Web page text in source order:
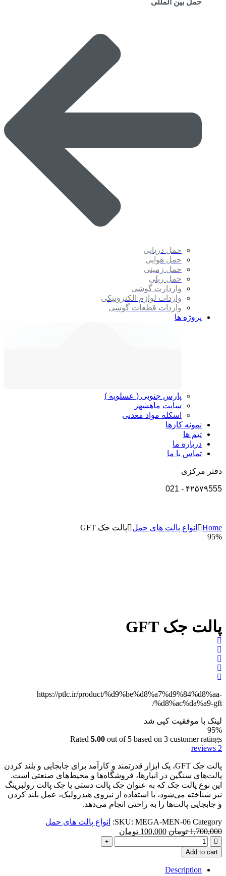
حمل دریایی
حمل هوایی
حمل زمینی
حمل ریلی
واردارت گوشی
واردات لوازم الکترونیکی
واردات قطعات گوشی
پروژه ها
پارس جنوبی ( عسلویه )
سایت ماهشهر
اسکله مواد معدنی
نمونه کارها
تیم ها
درباره ما
تماس با ما
دفتر مرکزی
۴۲۵۷۹555 -
021
Home انواع پالت های حمل
پالت جک GFT
95%
پالت جک GFT
https://ptlc.ir/product/%d9%be%d8%a7%d9%84%d8%aa-
%d8%ac%da%a9-gft/
لینک با موفقیت کپی شد
95%
Rated 5.00 out of 5 based on 3 customer ratings
2
پالت جک GFT، یک ابزار قدرتمند و کارآمد برای جابجایی و بلند کردن
پالت‌های سنگین در انبارها، فروشگاه‌ها و محیط‌های صنعتی است.
این نوع پالت جک که به عنوان جک پالت دستی یا جک پالت رولبرینگ
نیز شناخته می‌شود، با استفاده از نیروی هیدرولیک، عمل بلند کردن
و جابجایی پالت‌ها را به راحتی انجام می‌دهد.
SKU: MEGA-MEN-06 Category:
انواع پالت های حمل
1,700,000 تومان Original
price
was:
100,000 تومان
price
is:
Add to cart
Description